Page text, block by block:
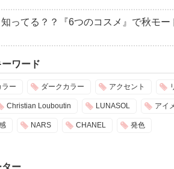
ってる？？『6つのコスメ』で秋モー
ワード
ラー ダークカラー アクセント
Christian Louboutin LUNASOL アイ
NARS CHANEL 発色
ター